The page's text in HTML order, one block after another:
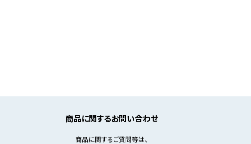
商品に関するお問い合わせ
商品に関するご質問等は、